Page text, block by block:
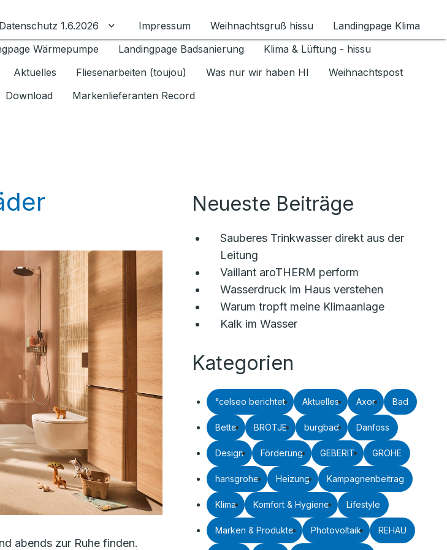
für Ratgeber umschalten
Datenschutz 1.6.2026 Untermenü für Datenschutz 1.6.2026 umschalten
Impressum Weihnachtsgruß hissu
Landingpage Klima
Wärmepumpe Landingpage Badsanierung
Klima & Lüftung - hissu
Aktuelles Fliesenarbeiten (toujou) Was nur wir haben HI
Weihnachtspost
Download Markenlieferanten Record
abends zur Ruhe finden.
Neueste Beiträge
Sauberes Trinkwasser direkt aus der
Leitung
Vaillant aroTHERM perform
Wasserdruck im Haus verstehen
Warum tropft meine Klimaanlage
Kalk im Wasser
Kategorien
°celseo berichtet Aktuelles Axor Bad
Bette BRÖTJE burgbad Danfoss
Design Förderung GEBERIT GROHE
hansgrohe Heizung Kampagnenbeitrag
Klima Komfort & Hygiene Lifestyle
Marken & Produkte Photovoltaik REHAU